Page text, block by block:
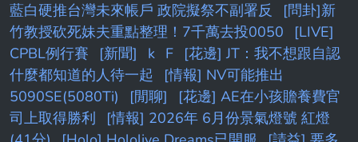
藍白硬推台灣未來帳戶 政院擬祭不副署反
[問卦]新
竹教授砍死妹夫重點整理！7千萬去投0050
[LIVE]
CPBL例行賽
[新聞] k F
[花邊] JT：我不想跟自認
什麼都知道的人待一起
[情報] NV可能推出
5090SE(5080Ti)
[閒聊]
[花邊] AE在小孩贍養費官
司上取得勝利
[情報] 2026年 6月份景氣燈號 紅燈